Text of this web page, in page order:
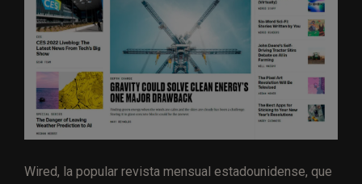
Wired, la popular revista mensual estadounidense, que